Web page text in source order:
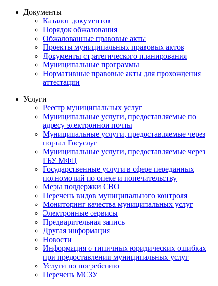
Документы
Каталог документов
Порядок обжалования
Обжалованные правовые акты
Проекты муниципальных правовых актов
Документы стратегического планирования
Муниципальные программы
Нормативные правовые акты для прохождения
аттестации
Услуги
Реестр муниципальных услуг
Муниципальные услуги, предоставляемые по
адресу электронной почты
Муниципальные услуги, предоставляемые через
портал Госуслуг
Муниципальные услуги, предоставляемые через
ГБУ МФЦ
Государственные услуги в сфере переданных
полномочий по опеке и попечительству
Меры поддержки СВО
Перечень видов муниципального контроля
Мониторинг качества муниципальных услуг
Электронные сервисы
Предварительная запись
Другая информация
Новости
Информация о типичных юридических ошибках
при предоставлении муниципальных услуг
Услуги по погребению
Перечень МСЗУ